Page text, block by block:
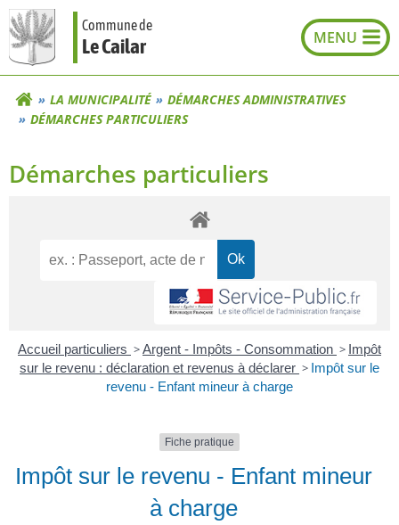
Aller
au
contenu
Commune de
Le Cailar
LA MUNICIPALITÉ
DÉMARCHES ADMINISTRATIVES
DÉMARCHES PARTICULIERS
Démarches particuliers
Accueil particuliers >Argent - Impôts - Consommation > Impôt
sur le revenu : déclaration et revenus à déclarer > Impôt sur le
revenu - Enfant mineur à charge
Fiche pratique
Impôt sur le revenu - Enfant mineur
à charge